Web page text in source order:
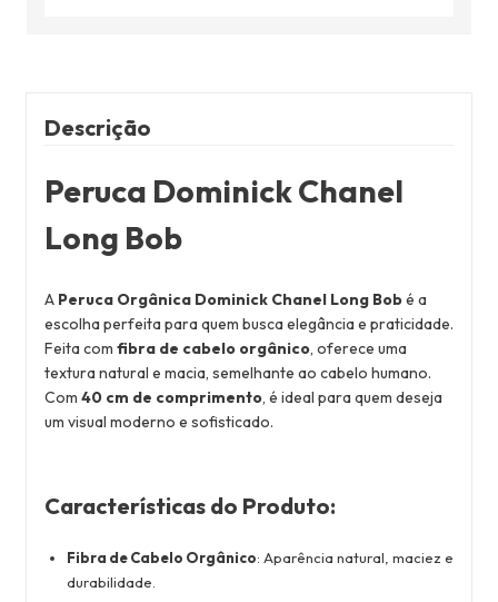
Descrição
Peruca Dominick Chanel
Long Bob
A Peruca Orgânica Dominick Chanel Long Bobé a
escolha perfeita para quem busca elegância e praticidade.
Feita com fibra de cabelo orgânico, oferece uma
textura natural e macia, semelhante ao cabelo humano.
Com 40 cm de comprimento, é ideal para quem deseja
um visual moderno e sofisticado.
Características do Produto:
Fibra de Cabelo Orgânico: Aparência natural, maciez e
durabilidade.